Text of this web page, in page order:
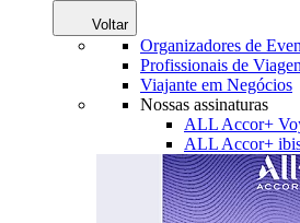
Voltar
Organizadores de
Profissionais de
Viajante em Negócios
Nossas assinaturas
ALL Accor+
ALL Accor+